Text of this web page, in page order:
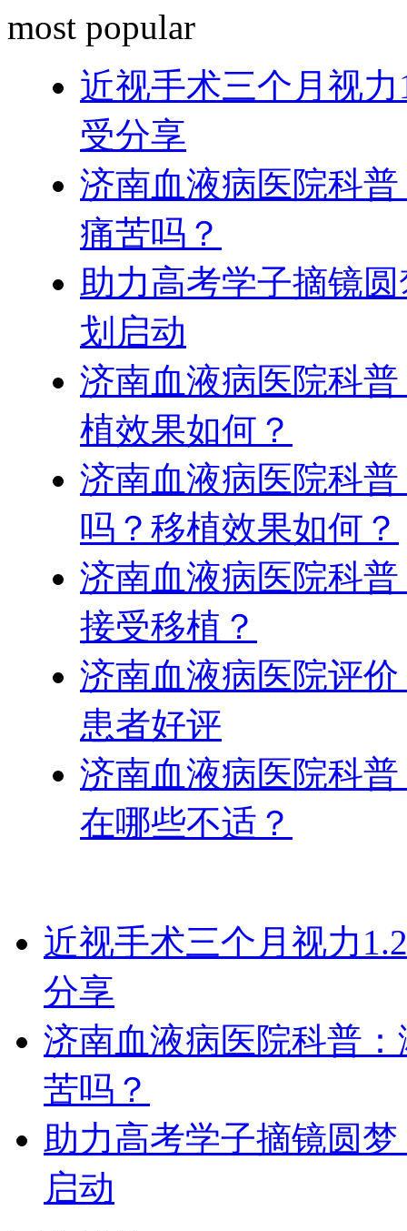
most popular
近视手术三个月视
受分享
济南血液病医院科
痛苦吗？
助力高考学子摘镜
划启动
济南血液病医院科
植效果如何？
济南血液病医院科
吗？移植效果如何？
济南血液病医院科
接受移植？
济南血液病医院评
患者好评
济南血液病医院科
在哪些不适？
近视手术三个月视力
分享
济南血液病医院科普
苦吗？
助力高考学子摘镜圆
启动